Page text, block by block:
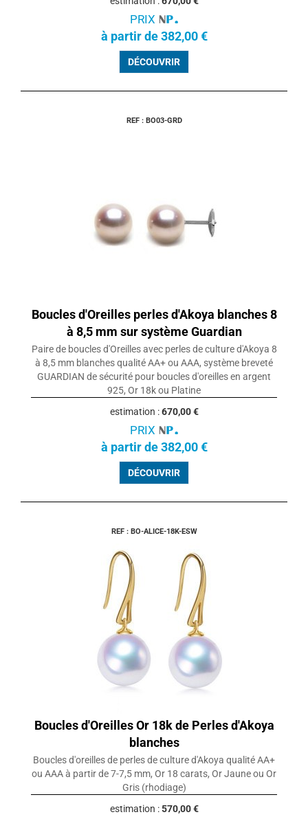
PRIX
à partir de 382,00 €
DÉCOUVRIR
REF : BO03-GRD
Boucles d'Oreilles perles d'Akoya blanches 8
à 8,5 mm sur système Guardian
Paire de boucles d'Oreilles avec perles de culture d'Akoya 8
à 8,5 mm blanches qualité AA+ ou AAA, système breveté
GUARDIAN de sécurité pour boucles d'oreilles en argent
925, Or 18k ou Platine
estimation :670,00 €
PRIX
à partir de 382,00 €
DÉCOUVRIR
REF : BO-ALICE-18K-ESW
Boucles d'Oreilles Or 18k de Perles d'Akoya
blanches
Boucles d'oreilles de perles de culture d'Akoya qualité AA+
ou AAA à partir de 7-7,5 mm, Or 18 carats, Or Jaune ou Or
Gris (rhodiage)
estimation :570,00 €